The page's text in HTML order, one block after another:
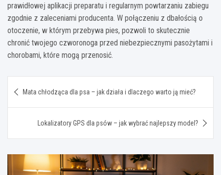
prawidłowej aplikacji preparatu i regularnym powtarzaniu zabiegu
zgodnie z zaleceniami producenta. W połączeniu z dbałością o
otoczenie, w którym przebywa pies, pozwoli to skutecznie
chronić twojego czworonoga przed niebezpiecznymi pasożytami i
chorobami, które mogą przenosić.
wpisu
Mata chłodząca dla psa – jak działa i dlaczego warto ją mieć?
Lokalizatory GPS dla psów – jak wybrać najlepszy model?